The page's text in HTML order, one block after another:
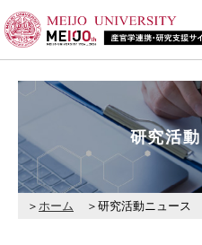
研究活
ホーム 研究活動ニュース